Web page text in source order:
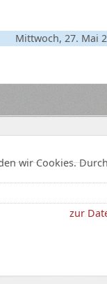
Mittwoch, 27. Mai
wir Cookies.
zur